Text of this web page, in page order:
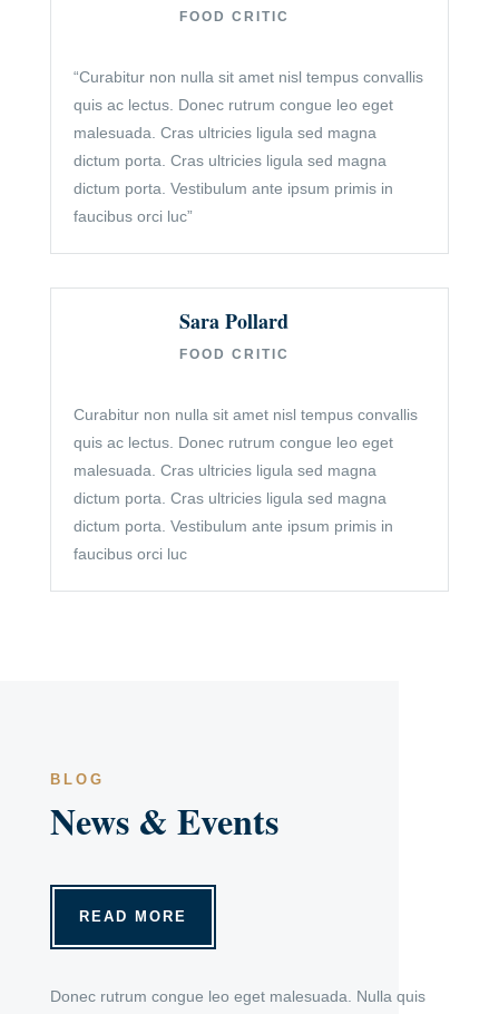
FOOD CRITIC
“Curabitur non nulla sit amet nisl tempus convallis
quis ac lectus. Donec rutrum congue leo eget
malesuada. Cras ultricies ligula sed magna
dictum porta. Cras ultricies ligula sed magna
dictum porta. Vestibulum ante ipsum primis in
faucibus orci luc”
Sara Pollard
FOOD CRITIC
Curabitur non nulla sit amet nisl tempus convallis
quis ac lectus. Donec rutrum congue leo eget
malesuada. Cras ultricies ligula sed magna
dictum porta. Cras ultricies ligula sed magna
dictum porta. Vestibulum ante ipsum primis in
faucibus orci luc
BLOG
News & Events
READ MORE
Donec rutrum congue leo eget malesuada. Nulla quis